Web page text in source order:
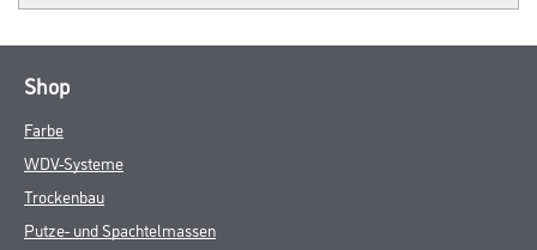
Shop
Farbe
WDV-Systeme
Trockenbau
Putze- und Spachtelmassen